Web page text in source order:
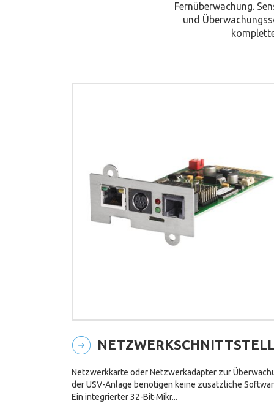
Fernüberwachung.
und
Netzwerkkarte oder Netzwerkadapter zur
der USV-Anlage benötigen keine zusätzliche
Ein integrierter 32-Bit-Mikr...